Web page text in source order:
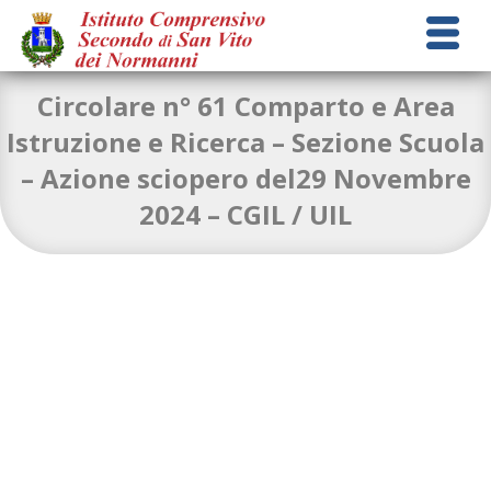
Circolare n° 61 Comparto e Area
Istruzione e Ricerca – Sezione Scuola
– Azione sciopero del29 Novembre
2024 – CGIL / UIL
circolare n 61 Azione di sciopero 29.11.2024 (2)
Download
Volantino_CGIL_Uil (1)
Download